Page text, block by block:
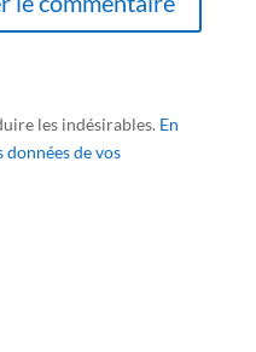
les indésirables. En
de vos